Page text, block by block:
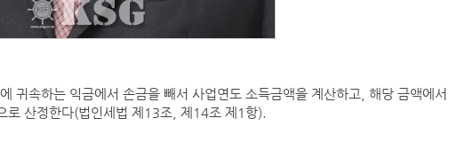
귀속하는 익금에서 손금을 빼서 사업연도 소득금액을 계산하고, 해당 금액에서
로 산정한다(법인세법 제13조, 제14조 제1항).